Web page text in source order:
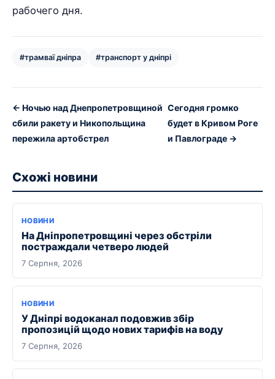
рабочего дня.
#трамваї дніпра #транспорт у дніпрі
← Ночью над Днепропетровщиной
сбили ракету и Никопольщина
пережила артобстрел
Сегодня громко
будет в Кривом Роге
и Павлограде →
Схожі новини
НОВИНИ
На Дніпропетровщині через обстріли
постраждали четверо людей
7 Серпня, 2026
НОВИНИ
У Дніпрі водоканал подовжив збір
пропозицій щодо нових тарифів на воду
7 Серпня, 2026